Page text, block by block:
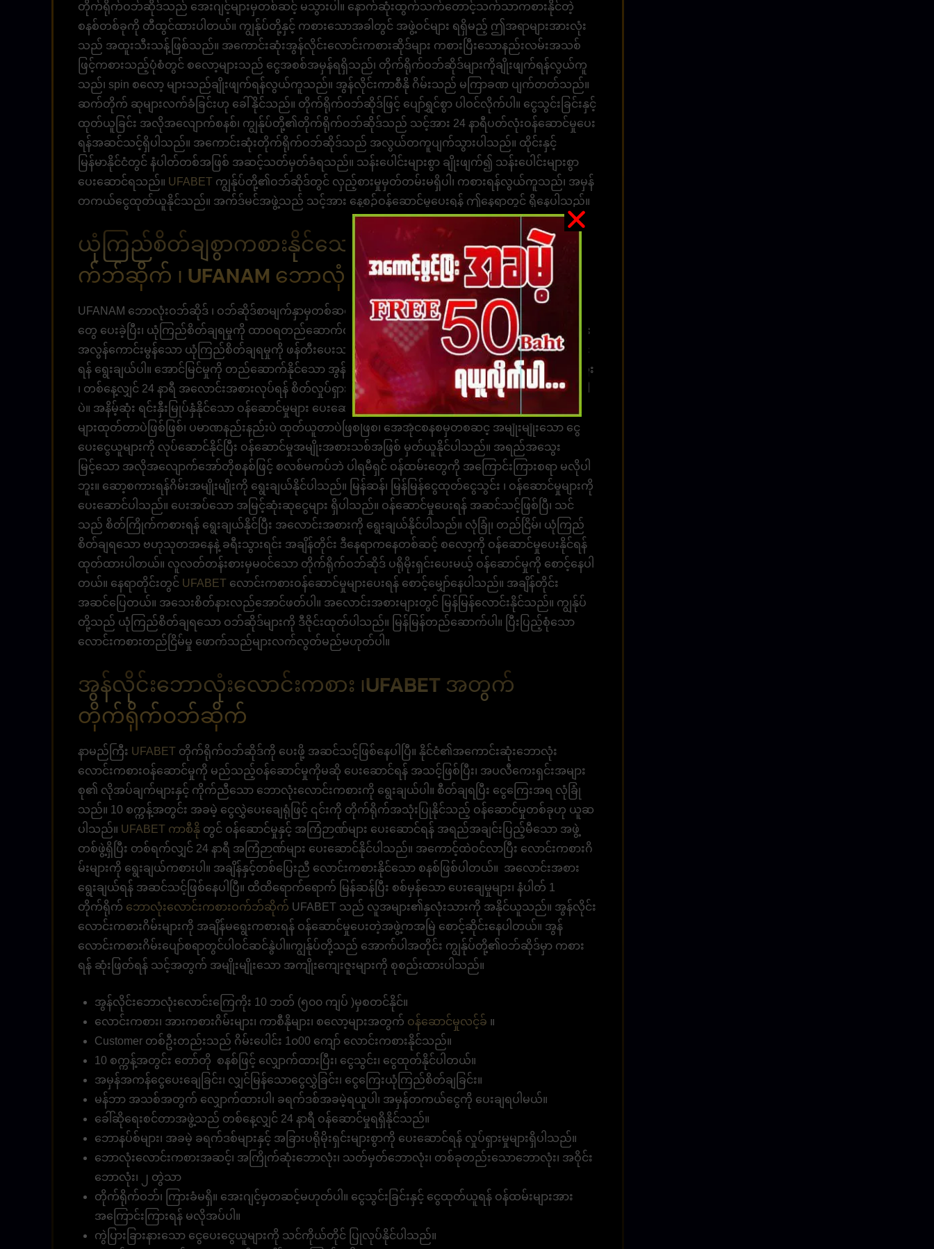
တိုက်ရိုက်ဝဘ်ဆိုဒ်သည် အေးဂျင့်များမှတစ်ဆင့် မသွားပါ။ နောက်ဆုံးထွက်သက်တောင့်သက်သာကစားနိုင်တဲ့
စနစ်တစ်ခုကို တီထွင်ထားပါတယ်။ ကျွန်ုပ်တို့နှင့် ကစားသောအခါတွင် အဖွဲ့ဝင်များ ရရှိမည့် ဤအရာများအားလုံး
သည် အထူးသီးသန့်ဖြစ်သည်။ အကောင်းဆုံးအွန်လိုင်းလောင်းကစားဆိုဒ်များ ကစားပြီးသောနည်းလမ်းအသစ်
ဖြင့်ကစားသည့်ပုံစံတွင် စလော့များသည် ငွေအစစ်အမှန်ရရှိသည်၊ တိုက်ရိုက်ဝဘ်ဆိုဒ်များကိုချိုးဖျက်ရန်လွယ်ကူ
သည်၊ spin စလော့ များသည်ချိုးဖျက်ရန်လွယ်ကူသည်။ အွန်လိုင်းကာစီနို ဂိမ်းသည် မကြာခဏ ပျက်တတ်သည်။
ဆက်တိုက် ဆုများလက်ခံခြင်းဟု ခေါ်နိုင်သည်။ တိုက်ရိုက်ဝဘ်ဆိုဒ်ဖြင့် ပျော်ရွှင်စွာ ပါဝင်လိုက်ပါ။ ငွေသွင်းခြင်းနှင့်
ထုတ်ယူခြင်း အလိုအလျောက်စနစ်၊ ကျွန်ုပ်တို့၏တိုက်ရိုက်ဝဘ်ဆိုဒ်သည် သင့်အား 24 နာရီပတ်လုံးဝန်ဆောင်မှုပေး
ရန်အဆင်သင့်ရှိပါသည်။ အကောင်းဆုံးတိုက်ရိုက်ဝဘ်ဆိုဒ်သည် အလွယ်တကူပျက်သွားပါသည်။ ထိုင်းနှင့်
မြန်မာနိုင်ငံတွင် နံပါတ်တစ်အဖြစ် အဆင့်သတ်မှတ်ခံရသည်။ သန်းပေါင်းများစွာ ချိုးဖျက်၍ သန်းပေါင်းများစွာ
ပေးဆောင်ရသည်။ UFABET ကျွန်ုပ်တို့၏ဝဘ်ဆိုဒ်တွင် လှည့်စားမှုမှတ်တမ်းမရှိပါ၊ ကစားရန်လွယ်ကူသည်၊ အမှန်
တကယ်ငွေထုတ်ယူနိုင်သည်။ အက်ဒ်မင်အဖွဲ့သည် သင့်အား နေ့စဉ်ဝန်ဆောင်မှုပေးရန် ဤနေရာတွင် ရှိနေပါသည်။
ယုံကြည်စိတ်ချစွာကစားနိုင်သော ဘောလုံးလောင်းကစားဝ
က်ဘ်ဆိုက် ၊ UFANAM ဘောလုံးဝဘ်ဆိုဒ်
UFANAM ဘောလုံးဝဘ်ဆိုဒ် ၊ ဝဘ်ဆိုဒ်စာမျက်နှာမှတစ်ဆင့် UFABETသို့ဝင်ရောက်ပါ။ ခေတ်မီတဲ့ ဝန်ဆောင်မှု
တွေ ပေးခဲ့ပြီး၊ ယုံကြည်စိတ်ချရမှုကို ထာဝရတည်ဆောက်ထားပါတယ်။ တည်ငြိမ်စွာအသုံးပြုရန် ရွေးချယ်နိုင်ပြီး
အလွန်ကောင်းမွန်သော ယုံကြည်စိတ်ချရမှုကို ဖန်တီးပေးသည်။ ဝန်ဆောင်မှုပေးရန် အဆင်သင့်ဖြစ်ပြီ၊ ဂိမ်းကစား
ရန် ရွေးချယ်ပါ။ အောင်မြင်မှုကို တည်ဆောက်နိုင်သော အွန်လိုင်းကာစီနိုများ၊ အွန်လိုင်းစလော့များ၊ UFA သို့ ဝင်ပြီး
၊ တစ်နေ့လျှင် 24 နာရီ အလောင်းအစားလုပ်ရန် စိတ်လှုပ်ရှားမှုကို ဖန်တီးပါ။ စိတ်ကြိုက်၊ လာလည်ဖို့ အဆင်သင့်ပါ
ပဲ။ အနိမ့်ဆုံး ရင်းနှီးမြုပ်နှံနိုင်သော ဝန်ဆောင်မှုများ ပေးဆောင်ရန် အကန့်အသတ်မရှိ ငွေထုတ်ခြင်း။ ပမာဏများ
များထုတ်တာပဲဖြစ်ဖြစ်၊ ပမာဏနည်းနည်းပဲ ထုတ်ယူတာပဲဖြစ်ဖြစ်၊ အေအိုင်စနစ်မှတစ်ဆင့် အမျိုးမျိုးသော ငွေ
ပေးငွေယူများကို လုပ်ဆောင်နိုင်ပြီး ဝန်ဆောင်မှုအမျိုးအစားသစ်အဖြစ် မှတ်ယူနိုင်ပါသည်။ အရည်အသွေး
မြင့်သော အလိုအလျောက်အော်တိုစနစ်ဖြင့် စလစ်မကပ်ဘဲ ပါရမီရှင် ဝန်ထမ်းတွေကို အကြောင်းကြားစရာ မလိုပါ
ဘူး။ ဆော့စကားရန်ဂိမ်းအမျိုးမျိုးကို ရွေးချယ်နိုင်ပါသည်။ မြန်ဆန်၊ မြန်မြန်ငွေထုတ်ငွေသွင်း ၊ ဝန်ဆောင်မှုများကို
ပေးဆောင်ပါသည်။ ပေးအပ်သော အမြင့်ဆုံးဆုငွေများ ရှိပါသည်။ ဝန်ဆောင်မှုပေးရန် အဆင်သင့်ဖြစ်ပြီ၊ သင်
သည် စိတ်ကြိုက်ကစားရန် ရွေးချယ်နိုင်ပြီး အလောင်းအစားကို ရွေးချယ်နိုင်ပါသည်။ လုံခြုံ၊ တည်ငြိမ်၊ ယုံကြည်
စိတ်ချရသော ဗဟုသုတအနေနဲ့ ခရီးသွားရင်း အချိန်တိုင်း ဒီနေရာကနေတစ်ဆင့် စလော့ကို ဝန်ဆောင်မှုပေးနိုင်ရန်
ထုတ်ထားပါတယ်။ လူလတ်တန်းစားမှမ၀င်သော တိုက်ရိုက်ဝဘ်ဆိုဒ် ပရိုမိုးရှင်းပေးမယ့် ဝန်ဆောင်မှုကို စောင့်နေပါ
တယ်။ နေရာတိုင်းတွင် UFABET လောင်းကစားဝန်ဆောင်မှုများပေးရန် စောင့်မျှော်နေပါသည်။ အချိန်တိုင်း
အဆင်ပြေတယ်။ အသေးစိတ်နားလည်အောင်ဖတ်ပါ။ အလောင်းအစားများတွင် မြန်မြန်လောင်းနိုင်သည်။ ကျွန်ုပ်
တို့သည် ယုံကြည်စိတ်ချရသော ဝဘ်ဆိုဒ်များကို ဒီဇိုင်းထုတ်ပါသည်။ မြန်မြန်တည်ဆောက်ပါ။ ပြီးပြည့်စုံသော
လောင်းကစားတည်ငြိမ်မှု ဖောက်သည်များလက်လွတ်မည်မဟုတ်ပါ။
အွန်လိုင်းဘောလုံးလောင်းကစား ၊UFABET အတွက်
တိုက်ရိုက်ဝဘ်ဆိုက်
နာမည်ကြီး UFABET တိုက်ရိုက်ဝဘ်ဆိုဒ်ကို ပေးဖို့ အဆင်သင့်ဖြစ်နေပါပြီ။ နိုင်ငံ၏အကောင်းဆုံးဘောလုံး
လောင်းကစားဝန်ဆောင်မှုကို မည်သည့်ဝန်ဆောင်မှုကိုမဆို ပေးဆောင်ရန် အသင့်ဖြစ်ပြီး၊ အပလီကေးရှင်းအများ
စု၏ လိုအပ်ချက်များနှင့် ကိုက်ညီသော ဘောလုံးလောင်းကစားကို ရွေးချယ်ပါ။ စီတ်ချရပြီး ငွေကြေးအရ လုံခြုံ
သည်။ 10 စက္ကန့်အတွင်း အခမဲ့ ငွေလွှဲပေးချေရုံဖြင့် ၎င်းကို တိုက်ရိုက်အသုံးပြုနိုင်သည့် ဝန်ဆောင်မှုတစ်ခုဟု ယူဆ
ပါသည်။ UFABET ကာစီနို တွင် ဝန်ဆောင်မှုနှင့် အကြံဉာဏ်များ ပေးဆောင်ရန် အရည်အချင်းပြည့်မီသော အဖွဲ့
တစ်ဖွဲ့ရှိပြီး တစ်ရက်လျှင် 24 နာရီ အကြံဉာဏ်များ ပေးဆောင်နိုင်ပါသည်။ အကောင့်ထဲဝင်လာပြီး လောင်းကစားဂိ
မ်းများကို ရွေးချယ်ကစားပါ။ အချိန်နှင့်တစ်ပြေးညီ လောင်းကစားနိုင်သော စနစ်ဖြစ်ပါတယ်။ အလောင်းအစား
ရွေးချယ်ရန် အဆင်သင့်ဖြစ်နေပါပြီ။ ထိထိရောက်ရောက် မြန်ဆန်ပြီး စစ်မှန်သော ပေးချေမှုများ၊ နံပါတ် 1
တိုက်ရိုက် ဘောလုံးလောင်းကစားဝက်ဘ်ဆိုက် UFABET သည် လူအများ၏နှလုံးသားကို အနိုင်ယူသည်။ အွန်လိုင်း
လောင်းကစားဂိမ်းများကို အချိန်မရွေးကစားရန် ဝန်ဆောင်မှုပေးတဲ့အဖွဲ့ကအမြဲ စောင့်ဆိုင်းနေပါတယ်။ အွန်
လောင်းကစားဂိမ်းပျော်စရာတွင်ပါဝင်ဆင်နွဲပါ။ကျွန်ုပ်တို့သည် အောက်ပါအတိုင်း ကျွန်ုပ်တို့၏ဝဘ်ဆိုဒ်မှာ ကစား
ရန် ဆုံးဖြတ်ရန် သင့်အတွက် အမျိုးမျိုးသော အကျိုးကျေးဇူးများကို စုစည်းထားပါသည်။
အွန်လိုင်းဘောလုံးလောင်းကြေကိုး 10 ဘတ် (၅၀၀ ကျပ် )မှစတင်နိုင်။
လောင်းကစား၊ အားကစားဂိမ်းများ၊ ကာစီနိုများ၊ စလော့များအတွက် ဝန်ဆောင်မှုလင့်ခ် ။
Customer တစ်ဦးတည်းသည် ဂိမ်းပေါင်း 1၀00 ကျော် လောင်းကစားနိုင်သည်။
10 စက္ကန့်အတွင်း တော်တို စနစ်ဖြင့် လျှောက်ထားပြီး၊ ငွေသွင်း၊ ငွေထုတ်နိုင်ပါတယ်။
အမှန်အကန်ငွေပေးချေခြင်း၊ လျှင်မြန်သောငွေလွှဲခြင်း၊ ငွေကြေးယုံကြည်စိတ်ချခြင်း။
မန်ဘာ အသစ်အတွက် လျှောက်ထားပါ၊ ခရက်ဒစ်အခမဲ့ရယူပါ၊ အမှန်တကယ်ငွေကို ပေးချရပါမယ်။
ခေါ်ဆိုရေးစင်တာအဖွဲ့သည် တစ်နေ့လျှင် 24 နာရီ ဝန်ဆောင်မှုရရှိနိုင်သည်။
ဘောနပ်စ်များ၊ အခမဲ့ ခရက်ဒစ်များနှင့် အခြားပရိုမိုးရှင်းများစွာကို ပေးဆောင်ရန် လှုပ်ရှားမှုများရှိပါသည်။
ဘောလုံးလောင်းကစားအဆင့်၊ အကြိုက်ဆုံးဘောလုံး၊ သတ်မှတ်ဘောလုံး၊ တစ်ခုတည်းသောဘောလုံး၊ အဝိုင်း
ဘောလုံး၊ ၂ တွဲသာ
တိုက်ရိုက်ဝဘ်၊ ကြားခံမရှိ။ အေးဂျင့်မှတဆင့်မဟုတ်ပါ။ ငွေသွင်းခြင်းနှင့် ငွေထုတ်ယူရန် ဝန်ထမ်းများအား
အကြောင်းကြားရန် မလိုအပ်ပါ။
ကွဲပြားခြားနားသော ငွေပေးငွေယူများကို သင်ကိုယ်တိုင် ပြုလုပ်နိုင်ပါသည်။